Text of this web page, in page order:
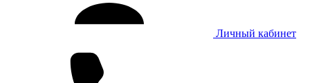
Личный кабинет